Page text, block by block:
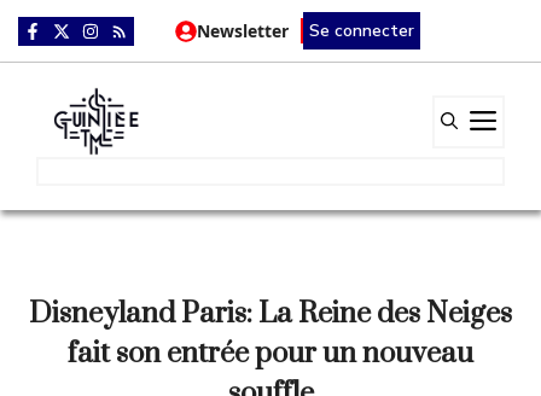
Aller
au
Newsletter Se connecter
Disneyland Paris: La Reine des Neiges
fait son entrée pour un nouveau